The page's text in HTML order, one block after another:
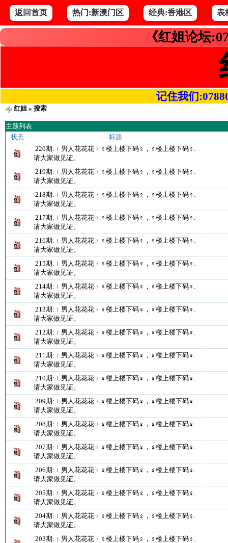
返回首页 热门:新澳门区 经典:香港区 表
《红姐论坛
记住我们
红姐» 搜索
主题列表
状态
标题
220期:﹛男人花花花﹜♀楼上楼下码♀，♀楼上楼下码♀.
请大家做见证。
219期:﹛男人花花花﹜♀楼上楼下码♀，♀楼上楼下码♀.
请大家做见证。
218期:﹛男人花花花﹜♀楼上楼下码♀，♀楼上楼下码♀.
请大家做见证。
217期:﹛男人花花花﹜♀楼上楼下码♀，♀楼上楼下码♀.
请大家做见证。
216期:﹛男人花花花﹜♀楼上楼下码♀，♀楼上楼下码♀.
请大家做见证。
215期:﹛男人花花花﹜♀楼上楼下码♀，♀楼上楼下码♀.
请大家做见证。
214期:﹛男人花花花﹜♀楼上楼下码♀，♀楼上楼下码♀.
请大家做见证。
213期:﹛男人花花花﹜♀楼上楼下码♀，♀楼上楼下码♀.
请大家做见证。
212期:﹛男人花花花﹜♀楼上楼下码♀，♀楼上楼下码♀.
请大家做见证。
211期:﹛男人花花花﹜♀楼上楼下码♀，♀楼上楼下码♀.
请大家做见证。
210期:﹛男人花花花﹜♀楼上楼下码♀，♀楼上楼下码♀.
请大家做见证。
209期:﹛男人花花花﹜♀楼上楼下码♀，♀楼上楼下码♀.
请大家做见证。
208期:﹛男人花花花﹜♀楼上楼下码♀，♀楼上楼下码♀.
请大家做见证。
207期:﹛男人花花花﹜♀楼上楼下码♀，♀楼上楼下码♀.
请大家做见证。
206期:﹛男人花花花﹜♀楼上楼下码♀，♀楼上楼下码♀.
请大家做见证。
205期:﹛男人花花花﹜♀楼上楼下码♀，♀楼上楼下码♀.
请大家做见证。
204期:﹛男人花花花﹜♀楼上楼下码♀，♀楼上楼下码♀.
请大家做见证。
203期:﹛男人花花花﹜♀楼上楼下码♀，♀楼上楼下码♀.